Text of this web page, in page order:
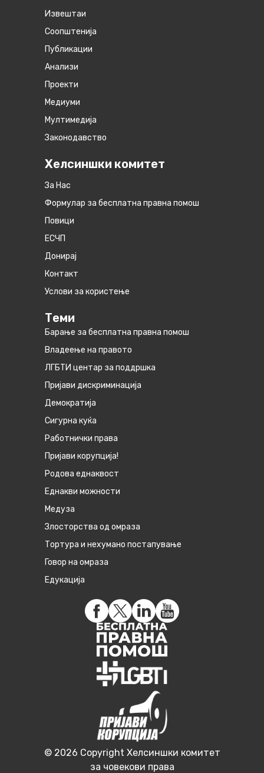
Извештаи
Соопштенија
Публикации
Анализи
Проекти
Медиуми
Мултимедија
Законодавство
Хелсиншки комитет
За Нас
Формулар за бесплатна правна помош
Повици
ЕСЧП
Донирај
Контакт
Услови за користење
Теми
Барање за бесплатна правна помош
Владеење на правото
ЛГБТИ центар за поддршка
Пријави дискриминација
Демократија
Сигурна куќа
Работнички права
Пријави корупција!
Родова еднаквост
Eднакви можности
Медуза
Злосторства од омраза
Тортура и нехумано постапување
Говор на омраза
Едукација
© 2026 Copyright Хелсиншки комитет
за човекови права